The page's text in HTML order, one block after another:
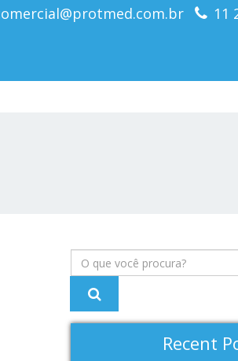
11
Recent